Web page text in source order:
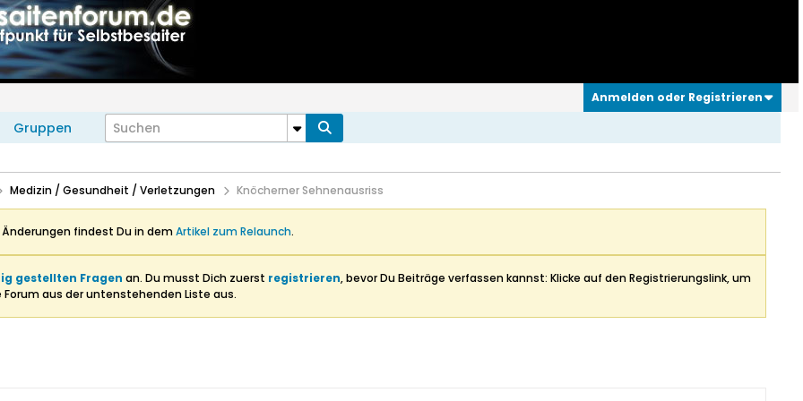
Anmelden oder Registrieren
Gruppen
Medizin / Gesundheit / Verletzungen Knöcherner Sehnenausriss
findest Du in demArtikel zum Relaunch.
gestellten Fragen an. Du musst Dich zuerst registrieren, bevor Du Beiträge verfassen kannst: Klicke auf den Registrierungslink, um
aus der untenstehenden Liste aus.